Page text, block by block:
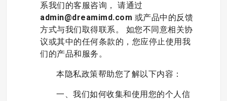
系我们的客服咨询， 请通过
admin@dreamimd.com 或产品中的反馈
方式与我们取得联系。 如您不同意相关协
议或其中的任何条款的，您应停止使用我
们的产品和服务。
本隐私政策帮助您了解以下内容：
一、我们如何收集和使用您的个人信